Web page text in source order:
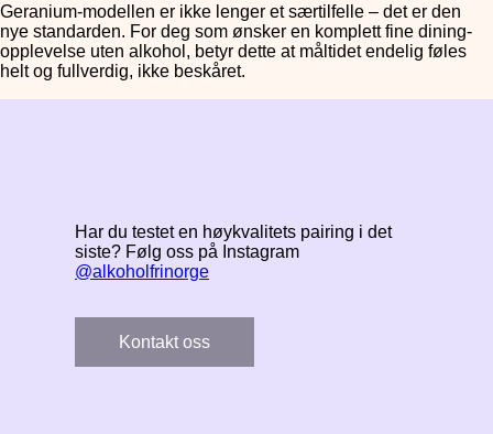
Geranium-modellen er ikke lenger et særtilfelle – det er den
nye standarden. For deg som ønsker en komplett fine dining-
opplevelse uten alkohol, betyr dette at måltidet endelig føles
helt og fullverdig, ikke beskåret.
Har du testet en høykvalitets pairing i det
siste? Følg oss på Instagram
@alkoholfrinorge
Kontakt oss